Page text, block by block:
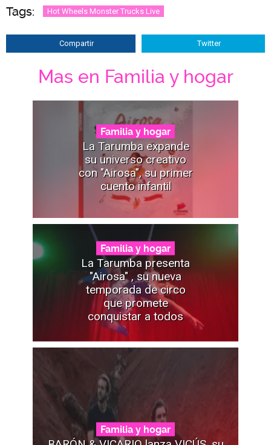
Tags: Hot Wheels Monster Trucks Live
Compartir Twitter
Mas en Familia y hogar
Familia y hogar
La Tarumba expande
su universo creativo
con "Airosa", su primer
cuento infantil
Familia y hogar
La Tarumba presenta
"Airosa" , su nueva
temporada de circo
que promete
conquistar a todos
Familia y hogar